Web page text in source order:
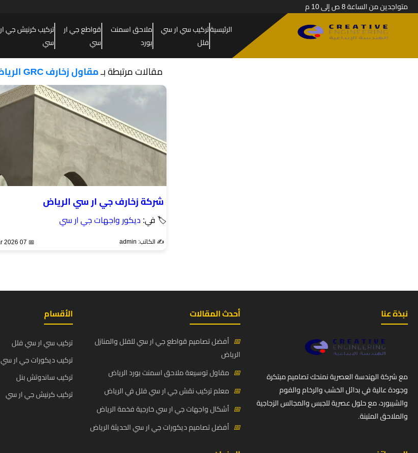
متواجدين من الساعة 8 ص إلى 10 م
الرئيسيةتركيب سي ار سي
فلل
ملاحق اسمنت
بورد
قواطع جي ار
سي
تركيب كرنيش جي ار
سي
مقالات مرتبطة بـمقاول زخارف GRC الرياض
شركة زخارف جي ار سي الرياض
🏷 في: ديكور واجهات جي ار سي
✍️ الكاتب: admin 📅 07 Mar 2026
نبذة عنا
مع شركة الهندسة العصرية نمنحك تصاميم مبتكرة
وجودة عالية في بدائل الخشب والرخام والفوم
والشيبورد، مع حلول عصرية للجبس والمجالس الزجاجية
والملاحق المتينة.
أحدث المقالات
📅 أفضل تصاميم قواطع جي ار سي للفلل والمنازل
الرياض
📅 مقاول توسيعة ملاحق اسمنت بورد الرياض
📅 معلم تركيب نقش جي ار سي فلل في الرياض
📅 أشكال واجهات جي ار سي خارجية فخمة الرياض
📅 أفضل تصاميم ديكورات جي ار سي الحديثة الرياض
الأقسام
تركيب سي ار سي فلل
تركيب ديكورات جي ار سي
تركيب ساندوتش بنل
تركيب كرنيش جي ار سي